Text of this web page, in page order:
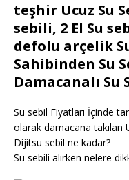
teşhir Ucuz Su
sebili, 2 El Su
defolu arçelik
Sahibinden Su
Damacanalı Su
Su sebil Fiyatları İçinde
olarak damacana takılan
Dijitsu sebil ne kadar?
Su sebili alırken nelere